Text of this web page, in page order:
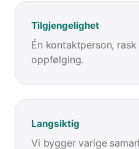
Tilgjengelighet
Én kontaktperson,
oppfølging.
Langsiktig
Vi bygger varige